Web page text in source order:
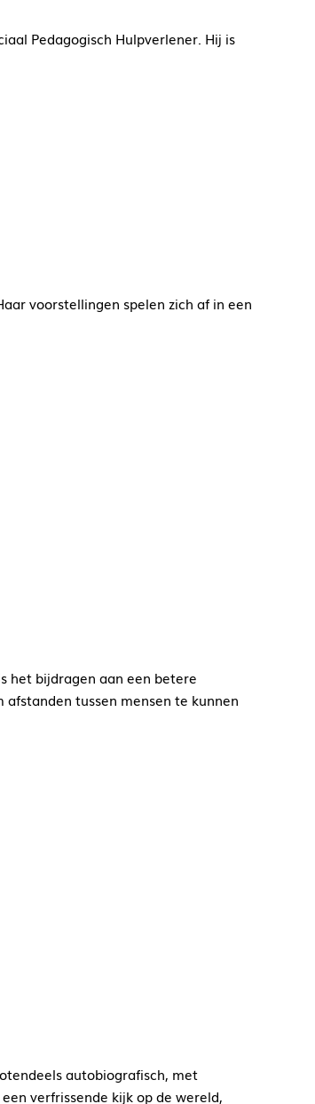
Pedagogisch Hulpverlener. Hij is
voorstellingen spelen zich af in een
het bijdragen aan een betere
tussen mensen te kunnen
autobiografisch, met
verfrissende kijk op de wereld,